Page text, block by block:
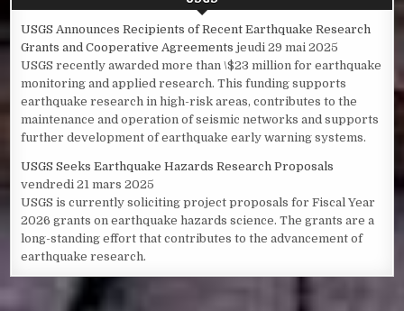
USGS Announces Recipients of Recent Earthquake Research
Grants and Cooperative Agreements jeudi 29 mai 2025
USGS recently awarded more than \$23 million for earthquake
monitoring and applied research. This funding supports
earthquake research in high-risk areas, contributes to the
maintenance and operation of seismic networks and supports
further development of earthquake early warning systems.
USGS Seeks Earthquake Hazards Research Proposals
vendredi 21 mars 2025
USGS is currently soliciting project proposals for Fiscal Year
2026 grants on earthquake hazards science. The grants are a
long-standing effort that contributes to the advancement of
earthquake research.